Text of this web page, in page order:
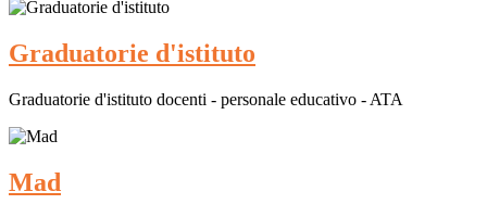
Graduatorie d'istituto
Graduatorie d'istituto docenti - personale educativo - ATA
Mad